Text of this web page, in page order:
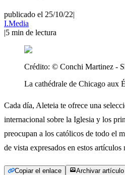
publicado el 25/10/22|
I.Media
|5 min de lectura
Crédito: © Conchi Martinez -
La cathédrale de Chicago aux
Cada día, Aleteia te ofrece una
internacional sobre la Iglesia y los
preocupan a los católicos de todo el
de vista expresados ​​en estos
Copiar el enlace Archivar artículo